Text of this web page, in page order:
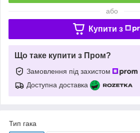
або
Купити з
Що таке купити з Пром?
Замовлення під захистом
Доступна доставка
Тип гака